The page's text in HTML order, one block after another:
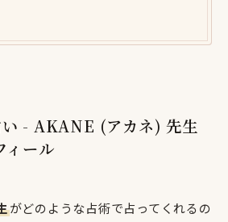
- AKANE (アカネ) 先生
ィール
がどのような占術で占ってくれるの